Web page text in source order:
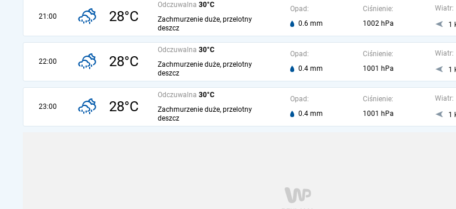
21:00 28°C
Odczuwalna 30°C
Zachmurzenie duże, przelotny
deszcz
Opad:
0.6 mm
Ciśnienie:
1002 hPa
Wiatr:
1
22:00 28°C
Odczuwalna 30°C
Zachmurzenie duże, przelotny
deszcz
Opad:
0.4 mm
Ciśnienie:
1001 hPa
Wiatr:
1
23:00 28°C
Odczuwalna 30°C
Zachmurzenie duże, przelotny
deszcz
Opad:
0.4 mm
Ciśnienie:
1001 hPa
Wiatr:
1